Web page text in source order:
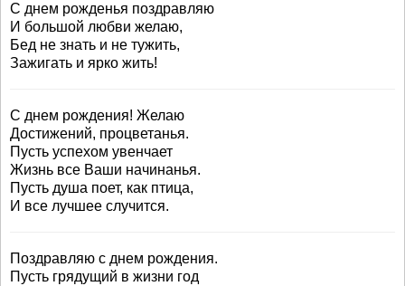
С днем рожденья поздравляю
И большой любви желаю,
Бед не знать и не тужить,
Зажигать и ярко жить!
С днем рождения! Желаю
Достижений, процветанья.
Пусть успехом увенчает
Жизнь все Ваши начинанья.
Пусть душа поет, как птица,
И все лучшее случится.
Поздравляю с днем рождения.
Пусть грядущий в жизни год